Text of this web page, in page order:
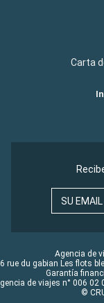
Carta
SU EMAIL
Agencia de
rue du gabian Les flots
Garantía
de viajes n° 006
©